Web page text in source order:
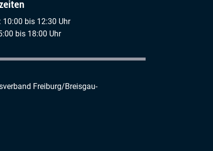
10:00 bis 12:30 Uhr
bis 18:00 Uhr
Freiburg/Breisgau-